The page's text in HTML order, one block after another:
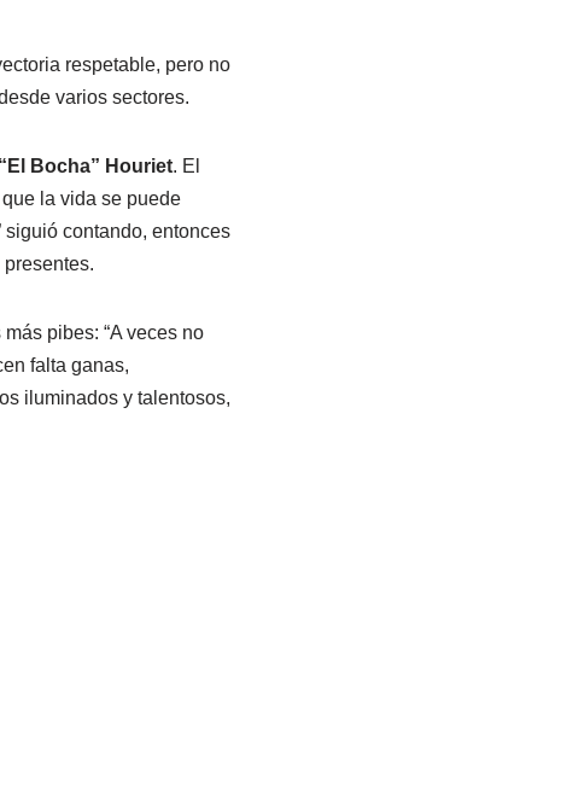
respetable, pero no
varios sectores.
Bocha” Houriet. El
la vida se puede
siguió contando, entonces
pibes: “A veces no
falta ganas,
iluminados y talentosos,